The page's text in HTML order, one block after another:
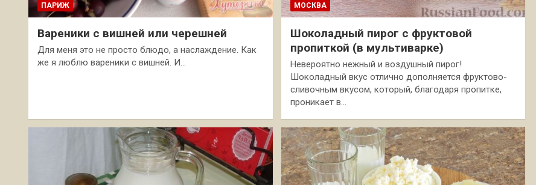
ПАРИЖ
Вареники с вишней или черешней
Для меня это не просто блюдо, а наслаждение. Как
же я люблю вареники с вишней. И…
МОСКВА
Шоколадный пирог с фруктовой
пропиткой (в мультиварке)
Невероятно нежный и воздушный пирог!
Шоколадный вкус отлично дополняется фруктово-
сливочным вкусом, который, благодаря пропитке,
проникает в…